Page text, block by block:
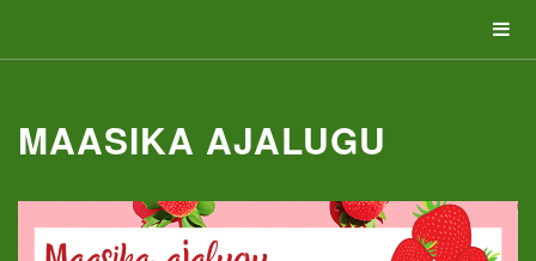
MAASIKA AJALUGU